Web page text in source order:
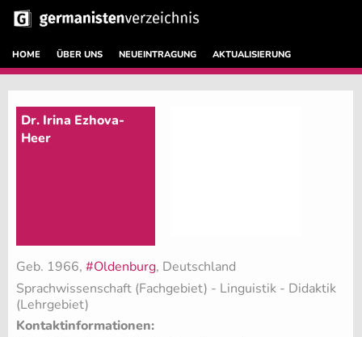
HOME ÜBER UNS NEUEINTRAGUNG AKTUALISIERUNG
Dr. Irina Ezhova-
Heer
Geb. 1966, #Oldenburg, Deutschland
Sprachwissenschaft (Fachgebiet) - Linguistik - Didaktik
(Lehrgebiet)
Kontaktinformationen: